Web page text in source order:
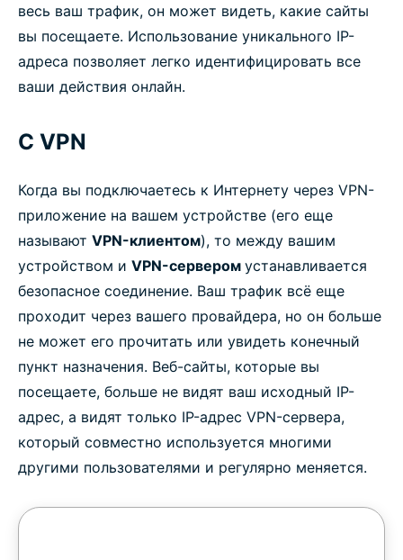
весь ваш трафик, он может видеть, какие сайты
вы посещаете. Использование уникального IP-
адреса позволяет легко идентифицировать все
ваши действия онлайн.
С VPN
Когда вы подключаетесь к Интернету через VPN-
приложение на вашем устройстве (его еще
называют VPN-клиентом), то между вашим
устройством и VPN-сервером устанавливается
безопасное соединение. Ваш трафик всё еще
проходит через вашего провайдера, но он больше
не может его прочитать или увидеть конечный
пункт назначения. Веб-сайты, которые вы
посещаете, больше не видят ваш исходный IP-
адрес, а видят только IP-адрес VPN-сервера,
который совместно используется многими
другими пользователями и регулярно меняется.